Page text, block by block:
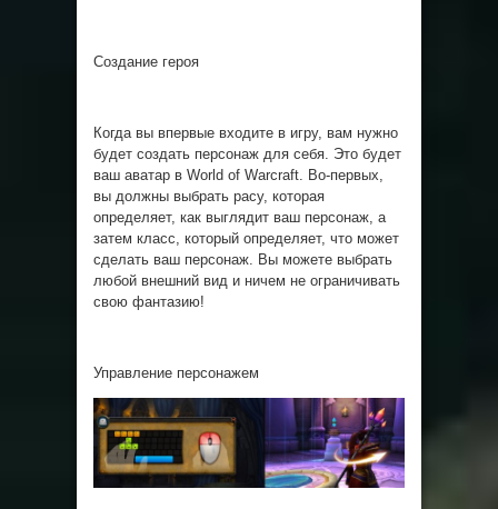
Создание героя
Когда вы впервые входите в игру, вам нужно
будет создать персонаж для себя. Это будет
ваш аватар в World of Warcraft. Во-первых,
вы должны выбрать расу, которая
определяет, как выглядит ваш персонаж, а
затем класс, который определяет, что может
сделать ваш персонаж. Вы можете выбрать
любой внешний вид и ничем не ограничивать
свою фантазию!
Управление персонажем